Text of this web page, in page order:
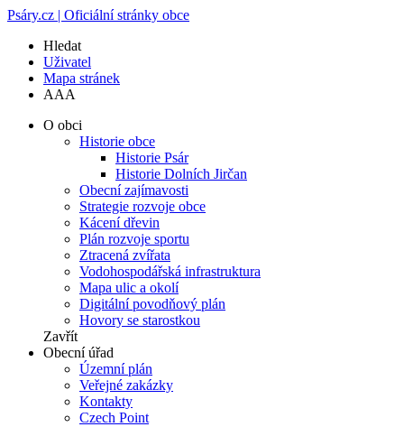
Psáry.cz | Oficiální stránky obce
Hledat
Uživatel
Mapa stránek
AAA
O obci
Historie obce
Historie Psár
Historie Dolních Jirčan
Obecní zajímavosti
Strategie rozvoje obce
Kácení dřevin
Plán rozvoje sportu
Ztracená zvířata
Vodohospodářská infrastruktura
Mapa ulic a okolí
Digitální povodňový plán
Hovory se starostkou
Zavřít
Obecní úřad
Územní plán
Veřejné zakázky
Kontakty
Czech Point